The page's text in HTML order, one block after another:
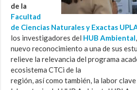
de la
Facultad
de Ciencias Naturales y Exactas
los investigadores del HUB Ambiental
nuevo reconocimiento a una de sus
relieve la relevancia del programa
ecosistema CTCi de la
región, así como también, la labor